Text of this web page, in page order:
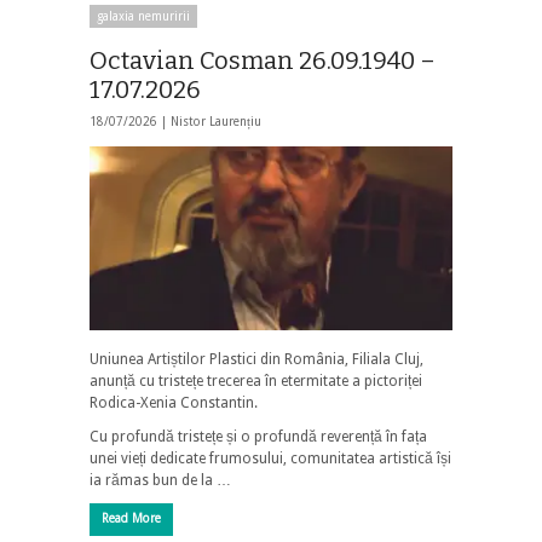
galaxia nemuririi
Octavian Cosman 26.09.1940 –
17.07.2026
18/07/2026 | Nistor Laurențiu
Uniunea Artiștilor Plastici din România, Filiala Cluj,
anunță cu tristețe trecerea în etermitate a pictoriței
Rodica-Xenia Constantin.
Cu profundă tristețe și o profundă reverență în fața
unei vieți dedicate frumosului, comunitatea artistică își
ia rămas bun de la …
Read More